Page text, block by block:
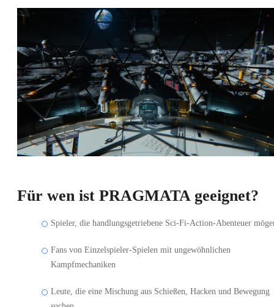
Für wen ist PRAGMATA geeignet?
Spieler, die handlungsgetriebene Sci-Fi-Action-Abenteuer
Fans von Einzelspieler-Spielen mit ungewöhnlichen
Kampfmechaniken
Leute, die eine Mischung aus Schießen, Hacken und Bewegung